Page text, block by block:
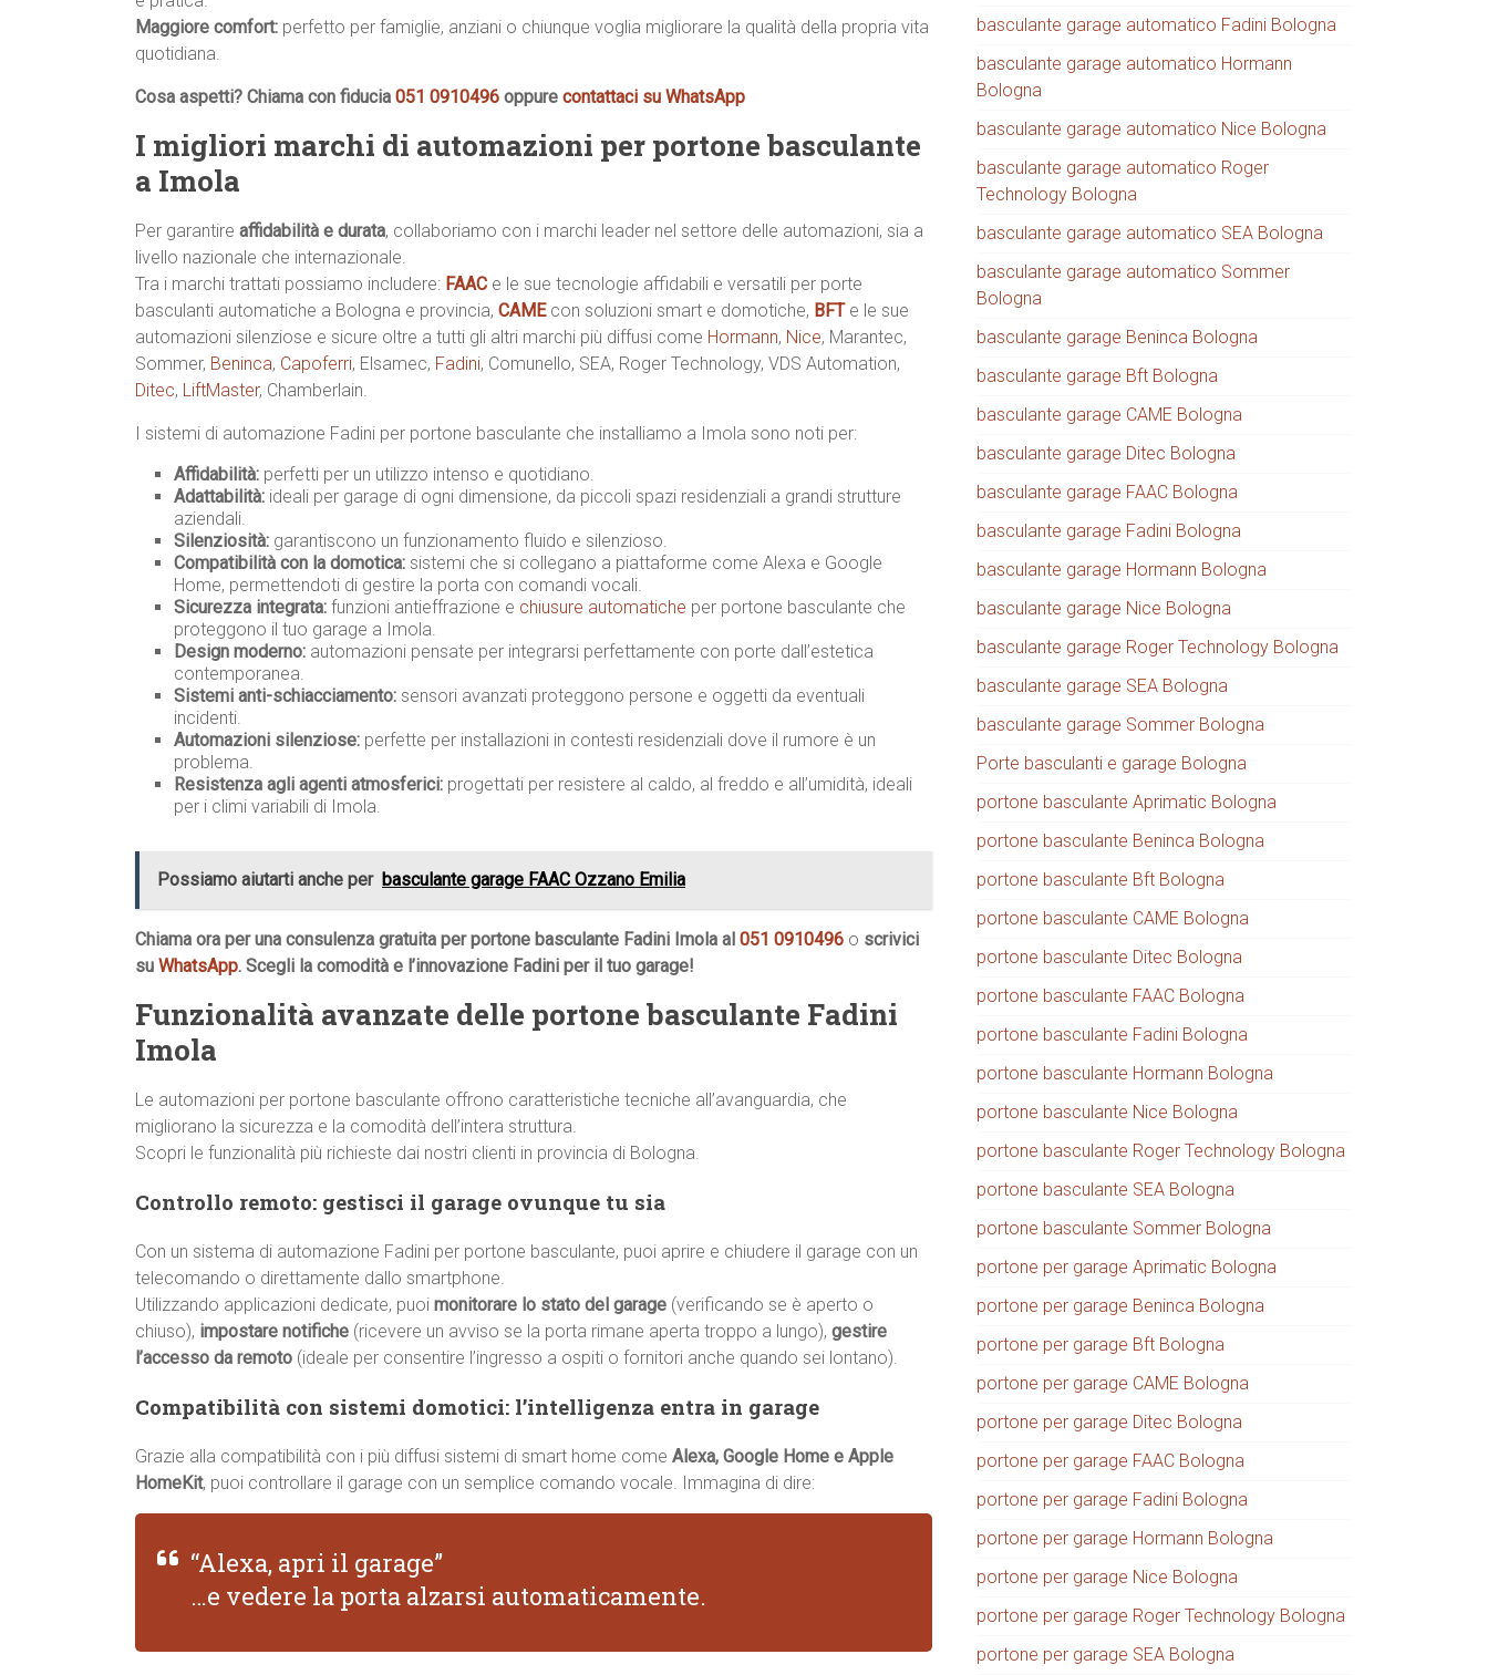
Maggiore comfort: perfetto per famiglie, anziani o chiunque voglia migliorare la qualità della propria vita
quotidiana.
Cosa aspetti? Chiama con fiducia 051 0910496 oppure contattaci su WhatsApp
I migliori marchi di automazioni per portone basculante
a Imola
Per garantire affidabilità e durata, collaboriamo con i marchi leader nel settore delle automazioni, sia a
livello nazionale che internazionale.
Tra i marchi trattati possiamo includere: FAAC e le sue tecnologie affidabili e versatili per porte
basculanti automatiche a Bologna e provincia, CAME con soluzioni smart e domotiche, BFT e le sue
automazioni silenziose e sicure oltre a tutti gli altri marchi più diffusi come Hormann, Nice, Marantec,
Sommer, Beninca, Capoferri, Elsamec, Fadini, Comunello, SEA, Roger Technology, VDS Automation,
Ditec, LiftMaster, Chamberlain.
I sistemi di automazione Fadini per portone basculante che installiamo a Imola sono noti per:
Affidabilità: perfetti per un utilizzo intenso e quotidiano.
Adattabilità: ideali per garage di ogni dimensione, da piccoli spazi residenziali a grandi strutture
aziendali.
Silenziosità: garantiscono un funzionamento fluido e silenzioso.
Compatibilità con la domotica: sistemi che si collegano a piattaforme come Alexa e Google
Home, permettendoti di gestire la porta con comandi vocali.
Sicurezza integrata: funzioni antieffrazione e chiusure automatiche per portone basculante che
proteggono il tuo garage a Imola.
Design moderno: automazioni pensate per integrarsi perfettamente con porte dall’estetica
contemporanea.
Sistemi anti-schiacciamento: sensori avanzati proteggono persone e oggetti da eventuali
incidenti.
Automazioni silenziose: perfette per installazioni in contesti residenziali dove il rumore è un
problema.
Resistenza agli agenti atmosferici: progettati per resistere al caldo, al freddo e all’umidità, ideali
per i climi variabili di Imola.
Possiamo aiutarti anche per basculante garage FAAC Ozzano Emilia
Chiama ora per una consulenza gratuita per portone basculante Fadini Imola al 051 0910496 o scrivici
su WhatsApp. Scegli la comodità e l’innovazione Fadini per il tuo garage!
Funzionalità avanzate delle portone basculante Fadini
Imola
Le automazioni per portone basculante offrono caratteristiche tecniche all’avanguardia, che
migliorano la sicurezza e la comodità dell’intera struttura.
Scopri le funzionalità più richieste dai nostri clienti in provincia di Bologna.
Controllo remoto: gestisci il garage ovunque tu sia
Con un sistema di automazione Fadini per portone basculante, puoi aprire e chiudere il garage con un
telecomando o direttamente dallo smartphone.
Utilizzando applicazioni dedicate, puoi monitorare lo stato del garage (verificando se è aperto o
chiuso), impostare notifiche (ricevere un avviso se la porta rimane aperta troppo a lungo), gestire
l’accesso da remoto (ideale per consentire l’ingresso a ospiti o fornitori anche quando sei lontano).
Compatibilità con sistemi domotici: l’intelligenza entra in garage
Grazie alla compatibilità con i più diffusi sistemi di smart home come Alexa, Google Home e Apple
HomeKit, puoi controllare il garage con un semplice comando vocale. Immagina di dire:
“Alexa, apri il garage”
…e vedere la porta alzarsi automaticamente.
basculante garage automatico Fadini Bologna
basculante garage automatico Hormann
Bologna
basculante garage automatico Nice Bologna
basculante garage automatico Roger
Technology Bologna
basculante garage automatico SEA Bologna
basculante garage automatico Sommer
Bologna
basculante garage Beninca Bologna
basculante garage Bft Bologna
basculante garage CAME Bologna
basculante garage Ditec Bologna
basculante garage FAAC Bologna
basculante garage Fadini Bologna
basculante garage Hormann Bologna
basculante garage Nice Bologna
basculante garage Roger Technology Bologna
basculante garage SEA Bologna
basculante garage Sommer Bologna
Porte basculanti e garage Bologna
portone basculante Aprimatic Bologna
portone basculante Beninca Bologna
portone basculante Bft Bologna
portone basculante CAME Bologna
portone basculante Ditec Bologna
portone basculante FAAC Bologna
portone basculante Fadini Bologna
portone basculante Hormann Bologna
portone basculante Nice Bologna
portone basculante Roger Technology Bologna
portone basculante SEA Bologna
portone basculante Sommer Bologna
portone per garage Aprimatic Bologna
portone per garage Beninca Bologna
portone per garage Bft Bologna
portone per garage CAME Bologna
portone per garage Ditec Bologna
portone per garage FAAC Bologna
portone per garage Fadini Bologna
portone per garage Hormann Bologna
portone per garage Nice Bologna
portone per garage Roger Technology Bologna
portone per garage SEA Bologna